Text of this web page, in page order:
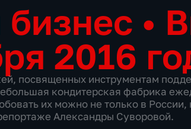
•
2016
посвященных инструментам
кондитерская фабрика
их можно не только в
Александры Суворовой.